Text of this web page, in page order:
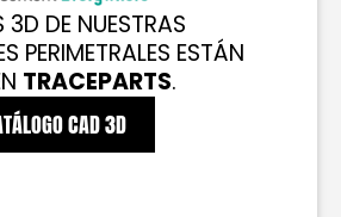
DE NUESTRAS
PERIMETRALES ESTÁN
TRACEPARTS.
CAD 3D